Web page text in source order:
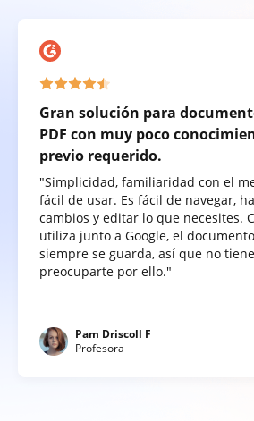
Gran solución para
PDF con muy poco
previo requerido.
"Simplicidad, familiaridad con el
fácil de usar. Es fácil de navegar,
cambios y editar lo que necesites.
utiliza junto a Google, el documento
siempre se guarda, así que no
preocuparte por ello."
Pam Driscoll F
Profesora